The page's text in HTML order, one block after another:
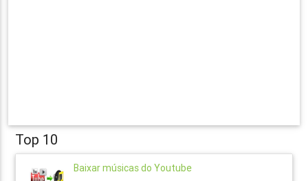
Top 10
Baixar músicas do Youtube